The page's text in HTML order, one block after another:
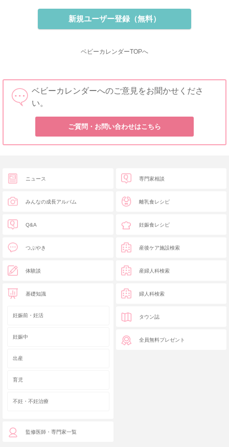
新規ユーザー登録（無料）
ベビーカレンダーTOPへ
ベビーカレンダーへのご意見をお聞かせくださ
い。
ご質問・お問い合わせはこちら
ニュース
みんなの成長アルバム
Q&A
つぶやき
体験談
基礎知識
妊娠前・妊活
妊娠中
出産
育児
不妊・不妊治療
監修医師・専門家一覧
専門家相談
離乳食レシピ
妊娠食レシピ
産後ケア施設検索
産婦人科検索
婦人科検索
タウン誌
全員無料プレゼント